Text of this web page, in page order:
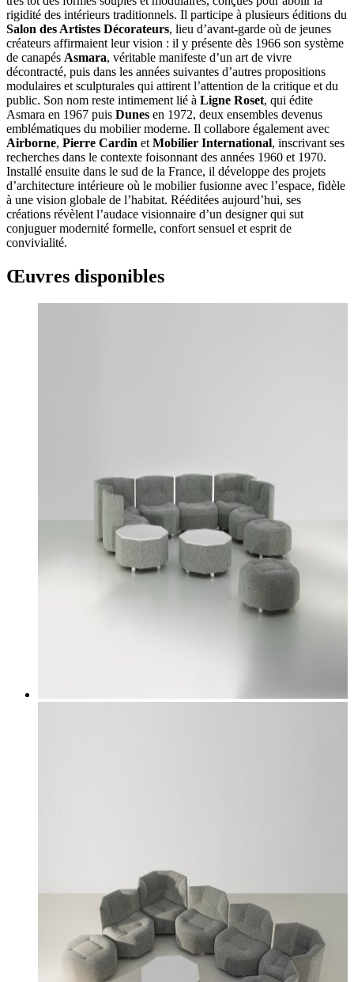
rigidité des intérieurs traditionnels. Il participe à plusieurs éditions du
Salon des Artistes Décorateurs, lieu d’avant-garde où de jeunes
créateurs affirmaient leur vision : il y présente dès 1966 son système
de canapés Asmara, véritable manifeste d’un art de vivre
décontracté, puis dans les années suivantes d’autres propositions
modulaires et sculpturales qui attirent l’attention de la critique et du
public. Son nom reste intimement lié à Ligne Roset, qui édite
Asmara en 1967 puis Dunes en 1972, deux ensembles devenus
emblématiques du mobilier moderne. Il collabore également avec
Airborne, Pierre Cardin et Mobilier International, inscrivant ses
recherches dans le contexte foisonnant des années 1960 et 1970.
Installé ensuite dans le sud de la France, il développe des projets
d’architecture intérieure où le mobilier fusionne avec l’espace, fidèle
à une vision globale de l’habitat. Rééditées aujourd’hui, ses
créations révèlent l’audace visionnaire d’un designer qui sut
conjuguer modernité formelle, confort sensuel et esprit de
convivialité.
Œuvres disponibles